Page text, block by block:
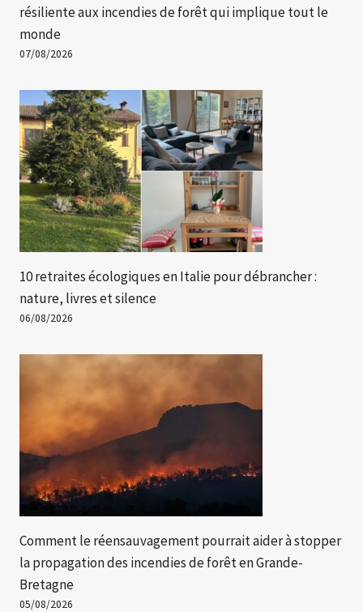
résiliente aux incendies de forêt qui implique tout le
monde
07/08/2026
10 retraites écologiques en Italie pour débrancher :
nature, livres et silence
06/08/2026
Comment le réensauvagement pourrait aider à stopper
la propagation des incendies de forêt en Grande-
Bretagne
05/08/2026